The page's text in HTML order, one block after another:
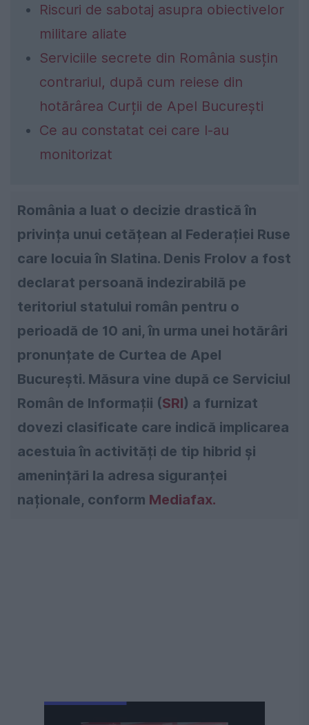
Riscuri de sabotaj asupra obiectivelor
militare aliate
Serviciile secrete din România susțin
contrariul, după cum reiese din
hotărârea Curții de Apel București
Ce au constatat cei care l-au
monitorizat
România a luat o decizie drastică în
privința unui cetățean al Federației Ruse
care locuia în Slatina. Denis Frolov a fost
declarat persoană indezirabilă pe
teritoriul statului român pentru o
perioadă de 10 ani, în urma unei hotărâri
pronunțate de Curtea de Apel
București. Măsura vine după ce Serviciul
Român de Informații (SRI) a furnizat
dovezi clasificate care indică implicarea
acestuia în activități de tip hibrid și
amenințări la adresa siguranței
naționale, conform Mediafax.